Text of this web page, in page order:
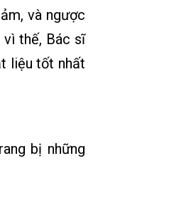
và ngược
thế, Bác sĩ
liệu tốt nhất
bị những